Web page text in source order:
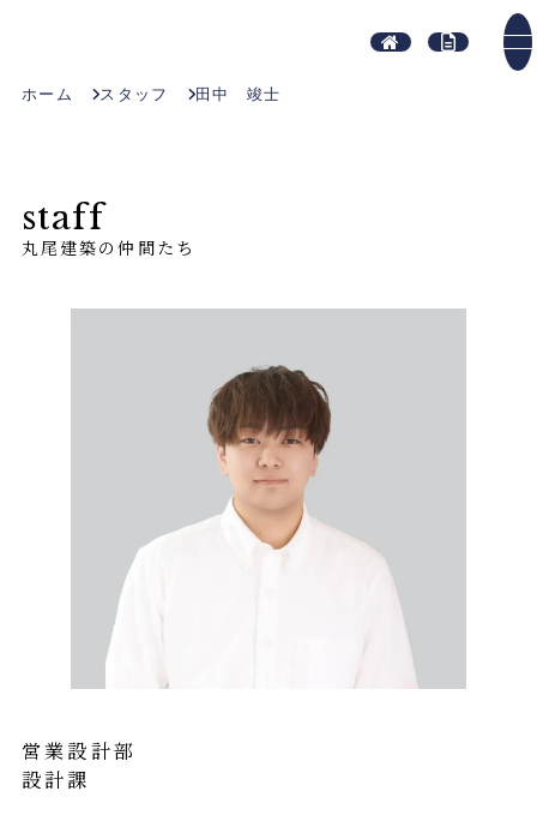
ホーム スタッフ 田中 竣士
staff
丸尾建築の仲間たち
営業設計部
設計課